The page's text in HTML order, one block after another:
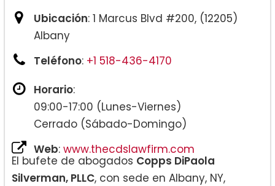
Ubicación: 1 Marcus Blvd #200, (12205)
Albany
Teléfono: +1 518-436-4170
Horario:
09:00-17:00 (Lunes-Viernes)
Cerrado (Sábado-Domingo)
Web: www.thecdslawfirm.com
El bufete de abogados Copps DiPaola
Silverman, PLLC, con sede en Albany, NY,